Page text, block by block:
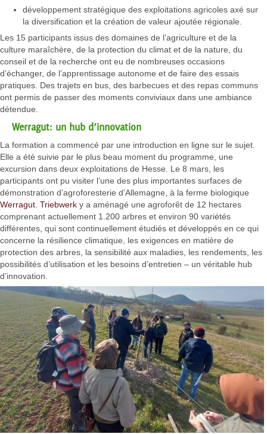
développement stratégique des exploitations agricoles axé sur
la diversification et la création de valeur ajoutée régionale.
Les 15 participants issus des domaines de l’agriculture et de la
culture maraîchère, de la protection du climat et de la nature, du
conseil et de la recherche ont eu de nombreuses occasions
d’échanger, de l’apprentissage autonome et de faire des essais
pratiques. Des trajets en bus, des barbecues et des repas communs
ont permis de passer des moments conviviaux dans une ambiance
détendue.
Werragut: un hub d’innovation
La formation a commencé par une introduction en ligne sur le sujet.
Elle a été suivie par le plus beau moment du programme, une
excursion dans deux exploitations de Hesse. Le 8 mars, les
participants ont pu visiter l’une des plus importantes surfaces de
démonstration d’agroforesterie d’Allemagne, à la ferme biologique
Werragut Triebwerk y a aménagé une agroforêt de 12 hectares
comprenant actuellement 1.200 arbres et environ 90 variétés
différentes, qui sont continuellement étudiés et développés en ce qui
concerne la résilience climatique, les exigences en matière de
protection des arbres, la sensibilité aux maladies, les rendements, les
possibilités d’utilisation et les besoins d’entretien – un véritable hub
d’innovation.